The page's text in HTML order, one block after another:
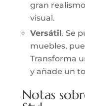
gran
visual.
Versátil . Se
muebles,
Transforma
y añade un
Notas